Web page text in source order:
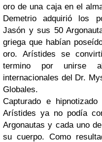
oro de una caja en el
Demetrio adquirió los
Jasón y sus 50
griega que habían
oro. Arístides se
termino por unirse
internacionales del Dr.
Globales.
Capturado e
Arístides ya no podía
Argonautas y cada uno
su cuerpo. Como